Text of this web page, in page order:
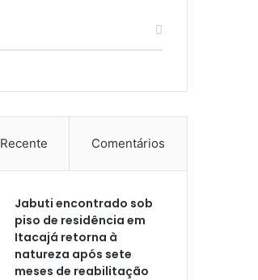
Recente Comentários
Jabuti encontrado sob
piso de residência em
Itacajá retorna à
natureza após sete
meses de reabilitação